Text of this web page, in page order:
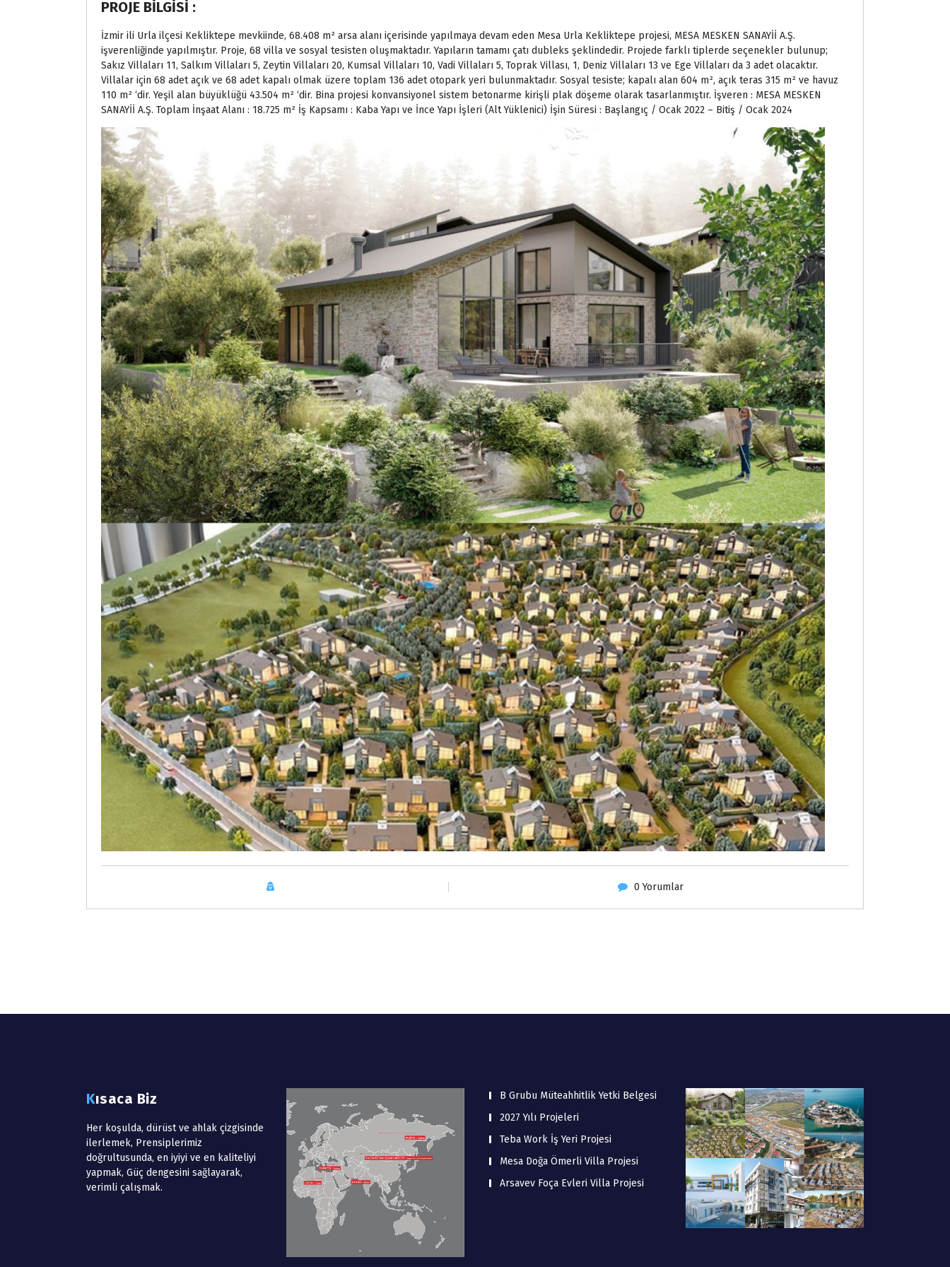
PROJE BİLGİSİ :
İzmir ili Urla ilçesi Kekliktepe mevkiinde, 68.408 m² arsa alanı içerisinde yapılmaya devam eden Mesa Urla Kekliktepe projesi, MESA MESKEN SANAYİİ A.Ş.
işverenliğinde yapılmıştır. Proje, 68 villa ve sosyal tesisten oluşmaktadır. Yapıların tamamı çatı dubleks şeklindedir. Projede farklı tiplerde seçenekler bulunup;
Sakız Villaları 11, Salkım Villaları 5, Zeytin Villaları 20, Kumsal Villaları 10, Vadi Villaları 5, Toprak Villası, 1, Deniz Villaları 13 ve Ege Villaları da 3 adet olacaktır.
Villalar için 68 adet açık ve 68 adet kapalı olmak üzere toplam 136 adet otopark yeri bulunmaktadır. Sosyal tesiste; kapalı alan 604 m², açık teras 315 m² ve havuz
110 m² ‘dir. Yeşil alan büyüklüğü 43.504 m² ‘dir. Bina projesi konvansiyonel sistem betonarme kirişli plak döşeme olarak tasarlanmıştır. İşveren : MESA MESKEN
SANAYİİ A.Ş. Toplam İnşaat Alanı : 18.725 m² İş Kapsamı : Kaba Yapı ve İnce Yapı İşleri (Alt Yüklenici) İşin Süresi : Başlangıç / Ocak 2022 – Bitiş / Ocak 2024
0 Yorumlar
Kısaca Biz
Her koşulda, dürüst ve ahlak çizgisinde
ilerlemek, Prensiplerimiz
doğrultusunda, en iyiyi ve en kaliteliyi
yapmak, Güç dengesini sağlayarak,
verimli çalışmak.
B Grubu Müteahhitlik Yetki Belgesi
2027 Yılı Projeleri
Teba Work İş Yeri Projesi
Mesa Doğa Ömerli Villa Projesi
Arsavev Foça Evleri Villa Projesi